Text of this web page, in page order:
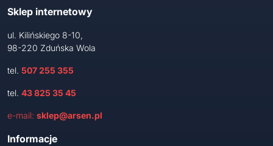
Sklep internetowy
ul. Kilińskiego 8-10,
98-220 Zduńska Wola
tel. 507 255 355
tel. 43 825 35 45
e-mail: sklep@arsen.pl
Informacje